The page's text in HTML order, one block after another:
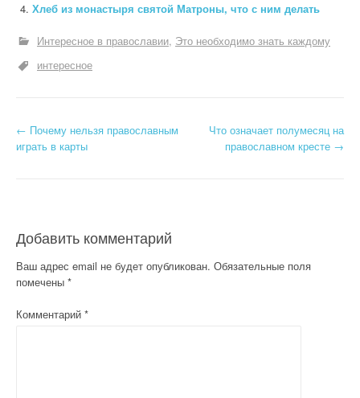
Хлеб из монастыря святой Матроны, что с ним делать
Интересное в православии Это необходимо знать каждому
интересное
Н
г
а
ц
← Почему нельзя православным
играть в карты
Что означает полумесяц на
православном кресте →
Добавить комментарий
Ваш адрес email не будет опубликован. Обязательные поля
помечены *
Комментарий *